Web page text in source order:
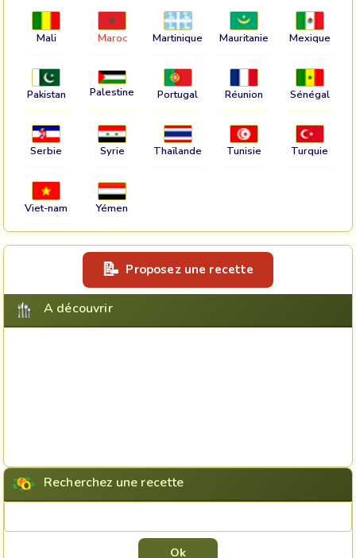
Mali Maroc Martinique Mauritanie Mexique
Pakistan Palestine Portugal Réunion Sénégal
Serbie Syrie Thaïlande Tunisie Turquie
Viet-nam Yémen
Proposez une recette
A découvrir
Recherchez une recette